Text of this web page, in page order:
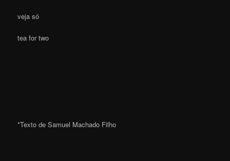
veja só
tea for two
*Texto de Samuel Machado Filho